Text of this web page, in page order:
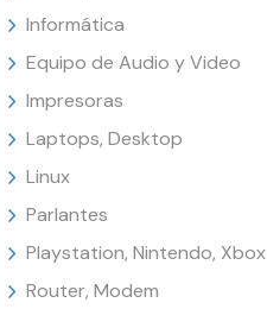
Informática
Equipo de Audio y Video
Impresoras
Laptops, Desktop
Linux
Parlantes
Playstation, Nintendo, Xbox
Router, Modem